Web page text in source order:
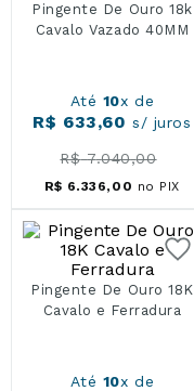
Pingente De Ouro 18k
Cavalo Vazado 40MM
Até 10x de
R$ 633,60 s/ juros
R$ 7.040,00
R$ 6.336, 00 no PIX
Pingente De Ouro 18K
Cavalo e Ferradura
Até 10x de